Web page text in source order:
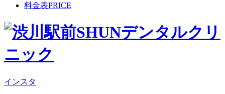
料金表PRICE
インスタ